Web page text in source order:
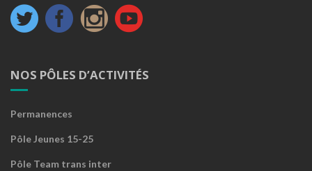
NOS PÔLES D’ACTIVITÉS
Permanences
Pôle Jeunes 15-25
Pôle Team trans inter